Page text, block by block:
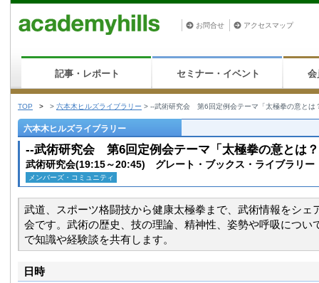
お問合せ アクセスマップ
記事・レポート セミナー・イベント 会
TOP > > 六本木ヒルズライブラリー > --武術研究会 第6回定例会テーマ「太極拳の意と
六本木ヒルズライブラリー
--武術研究会 第6回定例会テーマ「太極拳の意とは
武術研究会(19:15～20:45) グレート・ブックス・ライブラリー
メンバーズ・コミュニティ
武道、スポーツ格闘技から健康太極拳まで、武術情報をシェ
会です。武術の歴史、技の理論、精神性、姿勢や呼吸につい
で知識や経験談を共有します。
日時